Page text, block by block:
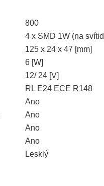
800
4 x SMD 1W (na
125 x 24 x 47 [mm]
6 [W]
12/ 24 [V]
RL E24 ECE R148
Ano
Ano
Ano
Ano
Lesklý